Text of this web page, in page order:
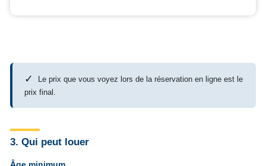
✓
Le prix que vous voyez lors de la réservation en ligne est le
prix final.
3. Qui peut louer